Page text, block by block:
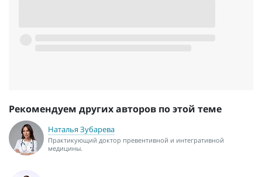
Рекомендуем других авторов по этой теме
Наталья Зубарева
Практикующий доктор превентивной и интегративной
медицины.